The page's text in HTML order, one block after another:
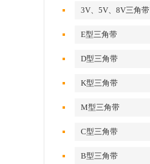
3V、5V、8V三角带
E型三角带
D型三角带
K型三角带
M型三角带
C型三角带
B型三角带